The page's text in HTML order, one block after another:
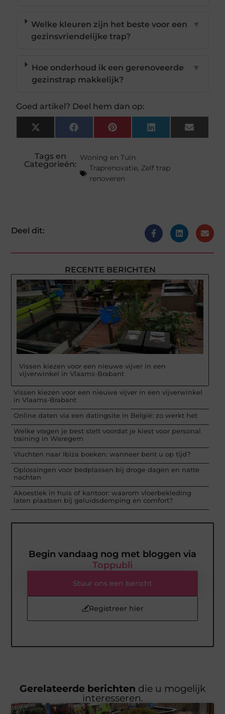
Welke kleuren zijn het beste voor een
gezinsvriendelijke trap?
▼
Hoe onderhoud ik een gerenoveerde
gezinstrap makkelijk?
▼
Goed artikel? Deel hem dan op:
X
(Twitter)
FacebookPinterestLinkedInEmail
Tags en
Categorieën:
Woning en Tuin
Traprenovatie, Zelf trap
renoveren
Deel dit:
RECENTE BERICHTEN
Vissen kiezen voor een nieuwe vijver in een
vijverwinkel in Vlaams-Brabant
Vissen kiezen voor een nieuwe vijver in een vijverwinkel
in Vlaams-Brabant
Online daten via een datingsite in België: zo werkt het
Welke vragen je best stelt voordat je kiest voor personal
training in Waregem
Vluchten naar Ibiza boeken: wanneer bent u op tijd?
Oplossingen voor bedplassen bij droge dagen en natte
nachten
Akoestiek in huis of kantoor: waarom vloerbekleding
laten plaatsen bij geluidsdemping en comfort?
Begin vandaag nog met bloggen via
Toppubli
Stuur ons een bericht
Registreer hier
Gerelateerde berichten die u mogelijk
interesseren.